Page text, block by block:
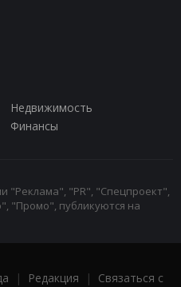
Недвижимость
Финансы
"Реклама", "PR", "Спецпроект",
"Промо", публикуются на
| Редакция | Связаться с